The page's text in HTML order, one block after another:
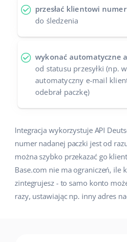
przesłać klientowi numer
do śledzenia
wykonać automatyczne
od statusu przesyłki (np.
automatyczny e-mail
odebrał paczkę)
Integracja wykorzystuje API
numer nadanej paczki jest od
można szybko przekazać go
Base.com nie ma ograniczeń, ile
zintegrujesz - to samo konto
razy, ustawiając np. inny adres